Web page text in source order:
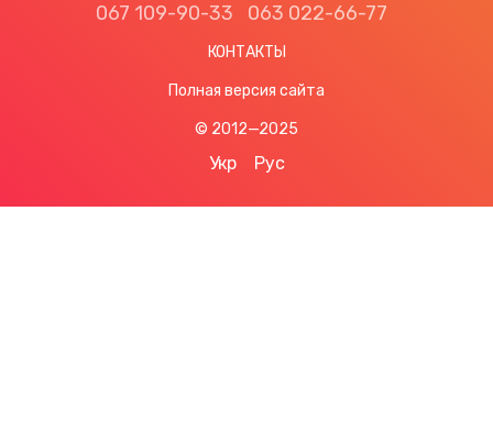
067 109-90-33 063 022-66-77
КОНТАКТЫ
Полная версия сайта
© 2012—2025
Укр Рус